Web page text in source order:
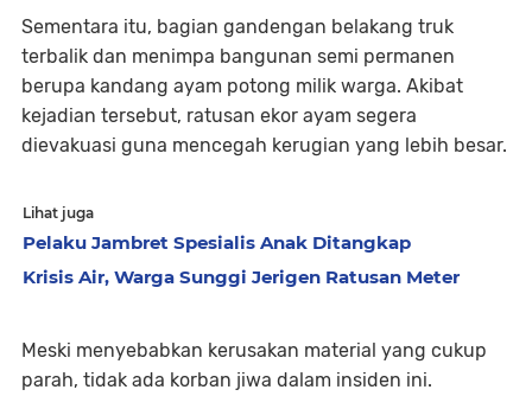
Sementara itu, bagian gandengan belakang truk
terbalik dan menimpa bangunan semi permanen
berupa kandang ayam potong milik warga. Akibat
kejadian tersebut, ratusan ekor ayam segera
dievakuasi guna mencegah kerugian yang lebih besar.
Lihat juga
Pelaku Jambret Spesialis Anak Ditangkap
Krisis Air, Warga Sunggi Jerigen Ratusan Meter
Meski menyebabkan kerusakan material yang cukup
parah, tidak ada korban jiwa dalam insiden ini.